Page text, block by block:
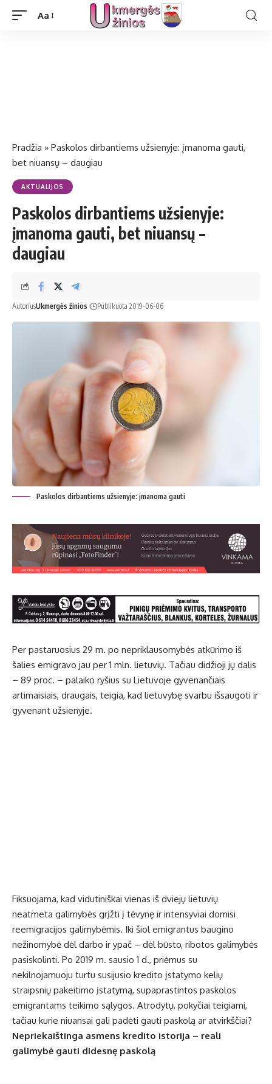
Aa
Pradžia » Paskolos dirbantiems užsienyje: įmanoma gauti,
bet niuansų – daugiau
AKTUALIJOS
Paskolos dirbantiems užsienyje:
įmanoma gauti, bet niuansų –
daugiau
AutoriusUkmergės žinios Publikuota 2019-06-06
Paskolos dirbantiems užsienyje: įmanoma gauti
Per pastaruosius 29 m. po nepriklausomybės atkūrimo iš
šalies emigravo jau per 1 mln. lietuvių. Tačiau didžioji jų dalis
– 89 proc. – palaiko ryšius su Lietuvoje gyvenančiais
artimaisiais, draugais, teigia, kad lietuvybę svarbu išsaugoti ir
gyvenant užsienyje.
Fiksuojama, kad vidutiniškai vienas iš dviejų lietuvių
neatmeta galimybės grįžti į tėvynę ir intensyviai domisi
reemigracijos galimybėmis. Iki šiol emigrantus baugino
nežinomybė dėl darbo ir ypač – dėl būsto, ribotos galimybės
pasiskolinti. Po 2019 m. sausio 1 d., priėmus su
nekilnojamuoju turtu susijusio kredito įstatymo kelių
straipsnių pakeitimo įstatymą, supaprastintos paskolos
emigrantams teikimo sąlygos. Atrodytų, pokyčiai teigiami,
tačiau kurie niuansai gali padėti gauti paskolą ar atvirkščiai?
Nepriekaištinga asmens kredito istorija – reali
galimybė gauti didesnę paskolą